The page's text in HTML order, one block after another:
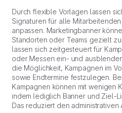
Durch flexible Vorlagen lassen
Signaturen für alle
anpassen. Marketingbanner
Standorten oder Teams gezielt
lassen sich zeitgesteuert für
oder Messen ein- und
die Möglichkeit, Kampagnen im
sowie Endtermine festzulegen.
Kampagnen können mit wenigen
indem lediglich Banner und Ziel-
Das reduziert den administrativen